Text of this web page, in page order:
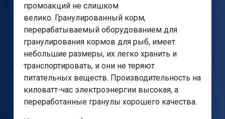
промоакций не слишком
велико. Гранулированный корм,
перерабатываемый оборудованием для
гранулирования кормов для рыб, имеет
небольшие размеры, их легко хранить и
транспортировать, и они не теряют
питательных веществ. Производительность на
киловатт-час электроэнергии высокая, а
переработанные гранулы хорошего качества.